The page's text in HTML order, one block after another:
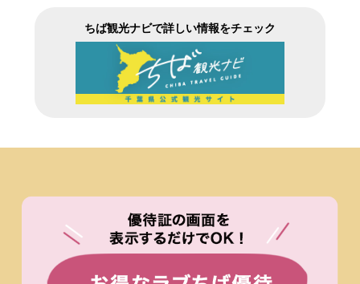
ちば観光ナビで詳しい情報をチェック